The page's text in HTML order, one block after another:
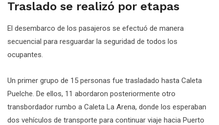
Traslado se realizó por etapas
El desembarco de los pasajeros se efectuó de manera
secuencial para resguardar la seguridad de todos los
ocupantes.
Un primer grupo de 15 personas fue trasladado hasta Caleta
Puelche. De ellos, 11 abordaron posteriormente otro
transbordador rumbo a Caleta La Arena, donde los esperaban
dos vehículos de transporte para continuar viaje hacia Puerto